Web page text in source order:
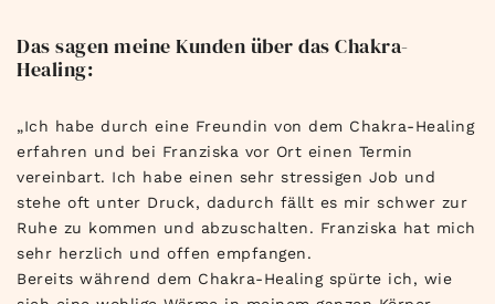
Das sagen meine Kunden über das Chakra-
Healing:
„Ich habe durch eine Freundin von dem Chakra-Healing
erfahren und bei Franziska vor Ort einen Termin
vereinbart. Ich habe einen sehr stressigen Job und
stehe oft unter Druck, dadurch fällt es mir schwer zur
Ruhe zu kommen und abzuschalten. Franziska hat mich
sehr herzlich und offen empfangen.
Bereits während dem Chakra-Healing spürte ich, wie